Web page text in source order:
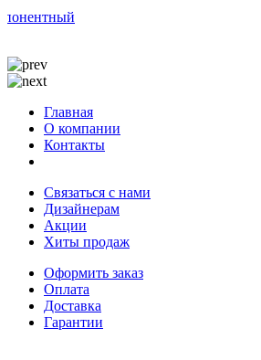
Главная
О компании
Контакты
Связаться с нами
Дизайнерам
Акции
Хиты продаж
Оформить заказ
Оплата
Доставка
Гарантии